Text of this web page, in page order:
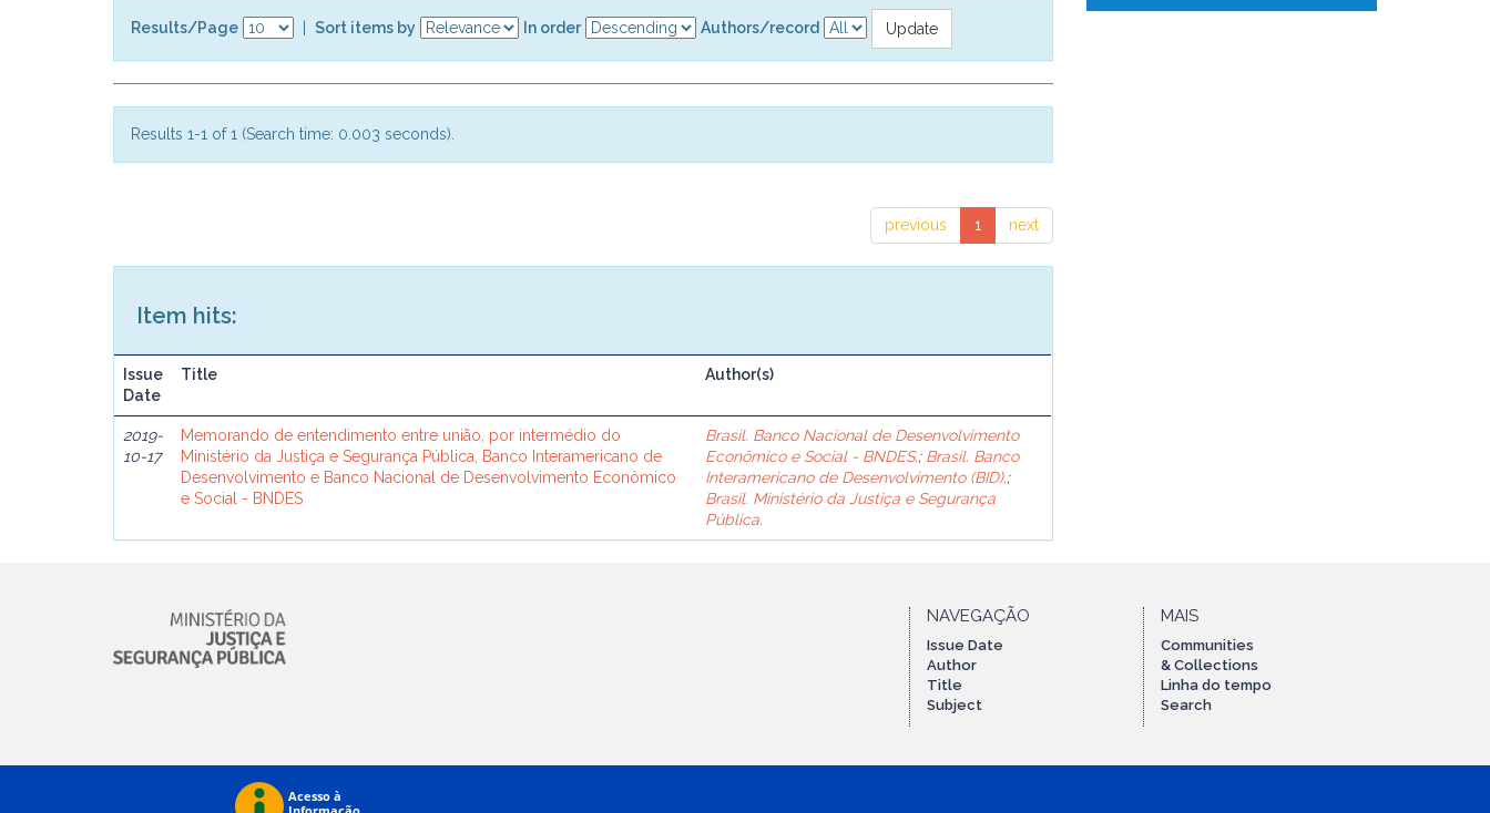
Results/Page Sort items by In order Authors/record
Results 1-1 of 1 (Search time: 0.003 seconds).
previous 1 next
Item hits:
Issue
Date
Title Author(s)
2019-
10-17
Memorando de entendimento entre união, por intermédio do
Ministério da Justiça e Segurança Pública, Banco Interamericano de
Desenvolvimento e Banco Nacional de Desenvolvimento Econômico
e Social - BNDES
Brasil. Banco Nacional de Desenvolvimento
Econômico e Social - BNDES.; Brasil. Banco
Interamericano de Desenvolvimento (BID).;
Brasil. Ministério da Justiça e Segurança
Pública.
NAVEGAÇÃO
Issue Date
Author
Title
Subject
MAIS
Communities
& Collections
Linha do tempo
Search